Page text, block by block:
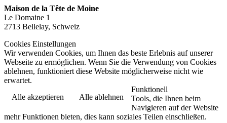
Maison de la Tête de Moine
Le Domaine 1
2713 Bellelay, Schweiz
Cookies Einstellungen
Wir verwenden Cookies, um Ihnen das beste Erlebnis auf unserer
Webseite zu ermöglichen. Wenn Sie die Verwendung von Cookies
ablehnen, funktioniert diese Website möglicherweise nicht wie
erwartet.
Alle akzeptieren
Alle ablehnen
Funktionell
Tools, die Ihnen beim
Navigieren auf der Website
mehr Funktionen bieten, dies kann soziales Teilen einschließen.